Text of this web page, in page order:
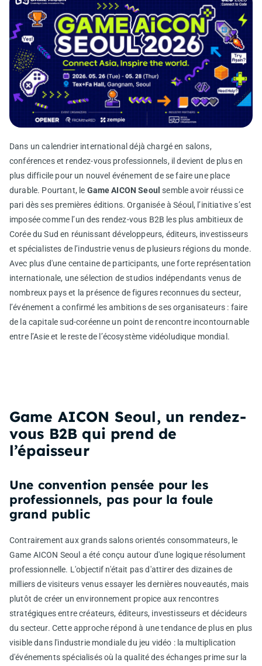
Dans un calendrier international déjà chargé en salons,
conférences et rendez-vous professionnels, il devient de plus en
plus difficile pour un nouvel événement de se faire une place
durable. Pourtant, le Game AICON Seoul semble avoir réussi ce
pari dès ses premières éditions. Organisée à Séoul, l’initiative s’est
imposée comme l’un des rendez-vous B2B les plus ambitieux de
Corée du Sud en réunissant développeurs, éditeurs, investisseurs
et spécialistes de l’industrie venus de plusieurs régions du monde.
Avec plus d'une centaine de participants, une forte représentation
internationale, une sélection de studios indépendants venus de
nombreux pays et la présence de figures reconnues du secteur,
l’événement a confirmé les ambitions de ses organisateurs : faire
de la capitale sud-coréenne un point de rencontre incontournable
entre l’Asie et le reste de l’écosystème vidéoludique mondial.
Game AICON Seoul, un rendez-
vous B2B qui prend de
l’épaisseur
Une convention pensée pour les
professionnels, pas pour la foule
grand public
Contrairement aux grands salons orientés consommateurs, le
Game AICON Seoul a été conçu autour d'une logique résolument
professionnelle. L'objectif n'était pas d'attirer des dizaines de
milliers de visiteurs venus essayer les dernières nouveautés, mais
plutôt de créer un environnement propice aux rencontres
stratégiques entre créateurs, éditeurs, investisseurs et décideurs
du secteur. Cette approche répond à une tendance de plus en plus
visible dans l'industrie mondiale du jeu vidéo : la multiplication
d'événements spécialisés où la qualité des échanges prime sur la